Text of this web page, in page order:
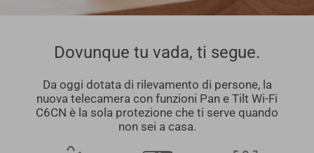
Dovunque tu vada, ti segue.
Da oggi dotata di rilevamento di persone, la
nuova telecamera con funzioni Pan e Tilt Wi-Fi
C6CN è la sola protezione che ti serve quando
non sei a casa.